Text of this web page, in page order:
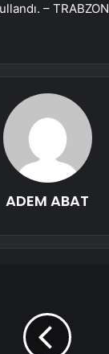
– TRABZON
ADEM ABAT